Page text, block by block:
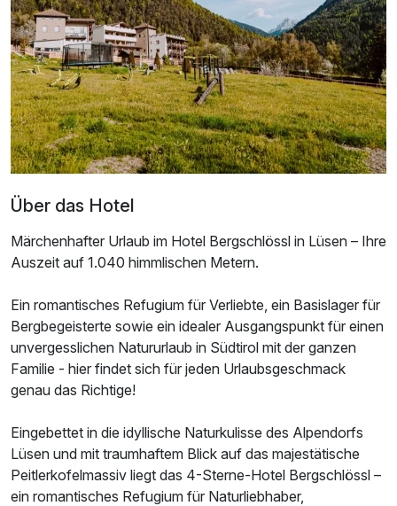
2 Erwachsene und 1 Kind
Ausstattung
Für 7 Tage
Über das Hotel
Märchenhafter Urlaub im Hotel Bergschlössl in Lüsen – Ihre
Auszeit auf 1.040 himmlischen Metern.
Ein romantisches Refugium für Verliebte, ein Basislager für
Bergbegeisterte sowie ein idealer Ausgangspunkt für einen
unvergesslichen Natururlaub in Südtirol mit der ganzen
Familie - hier findet sich für jeden Urlaubsgeschmack
genau das Richtige!
Eingebettet in die idyllische Naturkulisse des Alpendorfs
Lüsen und mit traumhaftem Blick auf das majestätische
Peitlerkofelmassiv liegt das 4-Sterne-Hotel Bergschlössl –
ein romantisches Refugium für Naturliebhaber,